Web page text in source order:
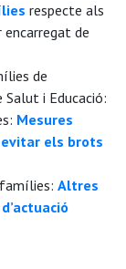
respecte als
de
de
Salut i Educació:
Mesures
els brots
Altres